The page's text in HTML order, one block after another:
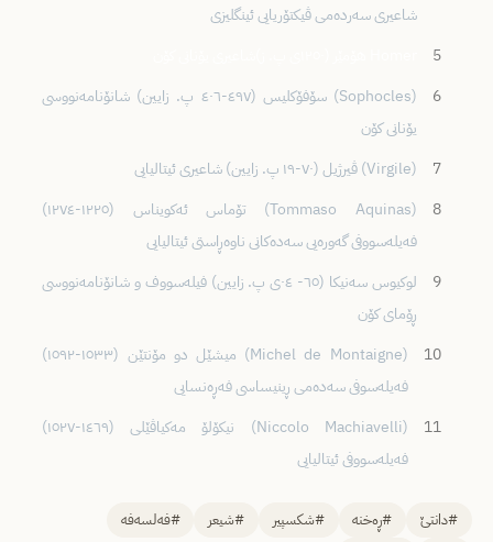
شاعیری سەردەمی ڤیکتۆریایی ئینگلیزی
5
6
(Sophocles) سۆفۆکلیس (٤٩٧-٤٠٦ پ. زایین) شانۆنامەنووسی
یۆنانی کۆن
7
(Virgile) ڤیرژیل (٧٠-١٩ پ. زایین) شاعیری ئیتالیایی
8
(Tommaso Aquinas) تۆماس ئەکویناس (١٢٢٥-١٢٧٤)
فەیلەسووفی گەورەیی سەدەکانی ناوەڕاستی ئیتالیایی
9
لوکیوس سەنیکا (٦٥- ٠٤ی پ. زایین) فیلەسووف و شانۆنامەنووسی
ڕۆمای کۆن
10
(Michel de Montaigne) میشێل دو مۆنتێن (١٥٣٣-١٥٩٢)
فەیلەسوفی سەدەمی ڕینیساسی فەڕەنسایی
11
(Niccolo Machiavelli) نیکۆلۆ مەکیاڤێلی (١٤٦٩-١٥٢٧)
فەیلەسووفی ئیتالیایی
#دانتێ #ڕەخنە #شکسپیر #شیعر
#فەلسەفە